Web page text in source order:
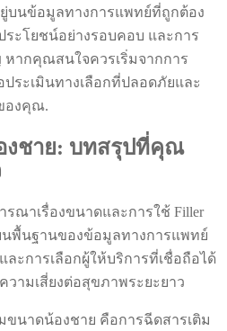
บนข้อมูลทางการแพทย์ที่ถูกต้อง
ระโยชน์อย่างรอบคอบ และการ
หากคุณสนใจควรเริ่มจากการ
ระเมินทางเลือกที่ปลอดภัยและ
องคุณ.
งชาย: บทสรุปที่คุณ
ณาเรื่องขนาดและการใช้ Filler
พื้นฐานของข้อมูลทางการแพทย์
ละการเลือกผู้ให้บริการที่เชื่อถือได้
ามเสี่ยงต่อสุขภาพระยะยาว
ขนาดน้องชาย คือการฉีดสารเติม